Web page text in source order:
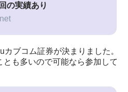
の実績あり
ブコム証券が決まりました。
も多いので可能なら参加して